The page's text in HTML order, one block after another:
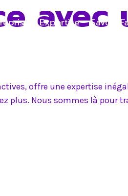
Expertise Savoir-
avec
offre une expertise
plus. Nous sommes là pour